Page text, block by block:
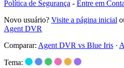
Política de Segurança - Entre em
Novo usuário? Visite a página inicial
Agent DVR
Comparar: Agent DVR vs Blue Iris ·
Tema: